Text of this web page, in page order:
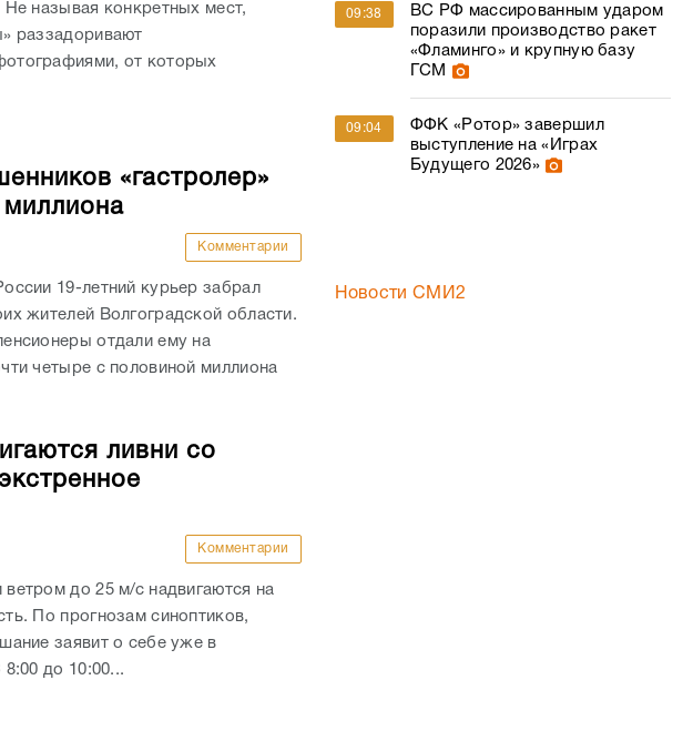
называя конкретных мест,
раззадоривают
от которых
«гастролер»
Комментарии
19-летний курьер забрал
жителей Волгоградской области.
отдали ему на
четыре с половиной миллиона
ливни со
Комментарии
до 25 м/с надвигаются на
По прогнозам синоптиков,
заявит о себе уже в
до 10:00...
09:38
ВС РФ массированным ударом
поразили производство ракет
«Фламинго» и крупную базу
ГСМ
09:04
ФФК «Ротор» завершил
выступление на «Играх
Будущего 2026»
Новости СМИ2